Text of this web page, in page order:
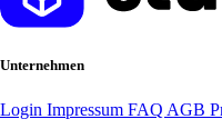
Unternehmen
Login Impressum FAQ AGB